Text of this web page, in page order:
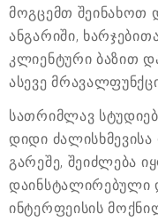
მოგცემთ შეინახოთ
ანგარიში,
კლიენტური ბაზით
ასევე
სათრიმლავ
დიდი ძალისხმევისა
გარეშე, შეიძლება
დაინსტალირებული
ინტერფეისის